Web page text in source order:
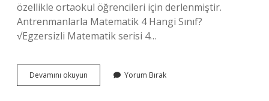
özellikle ortaokul öğrencileri için derlenmiştir.
Antrenmanlarla Matematik 4 Hangi Sınıf?
√Egzersizli Matematik serisi 4…
Devamını okuyun Antrenmanlarla
Matematik
Yorum Bırak